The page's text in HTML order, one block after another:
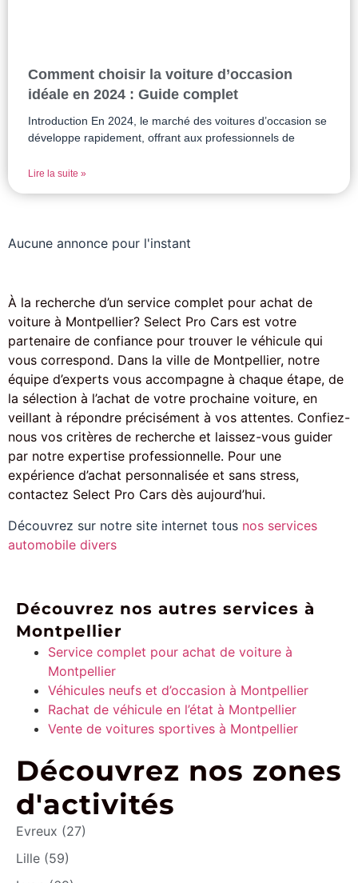
Comment choisir la voiture d’occasion
idéale en 2024 : Guide complet
Introduction En 2024, le marché des voitures d’occasion se
développe rapidement, offrant aux professionnels de
Lire la suite »
Aucune annonce pour l'instant
À la recherche d’un service complet pour achat de
voiture à Montpellier? Select Pro Cars est votre
partenaire de confiance pour trouver le véhicule qui
vous correspond. Dans la ville de Montpellier, notre
équipe d’experts vous accompagne à chaque étape, de
la sélection à l’achat de votre prochaine voiture, en
veillant à répondre précisément à vos attentes. Confiez-
nous vos critères de recherche et laissez-vous guider
par notre expertise professionnelle. Pour une
expérience d’achat personnalisée et sans stress,
contactez Select Pro Cars dès aujourd’hui.
Découvrez sur notre site internet tous nos services
automobile divers
Découvrez nos autres services à
Montpellier
Service complet pour achat de voiture à
Montpellier
Véhicules neufs et d’occasion à Montpellier
Rachat de véhicule en l’état à Montpellier
Vente de voitures sportives à Montpellier
Découvrez nos zones
d'activités
Evreux (27)
Lille (59)